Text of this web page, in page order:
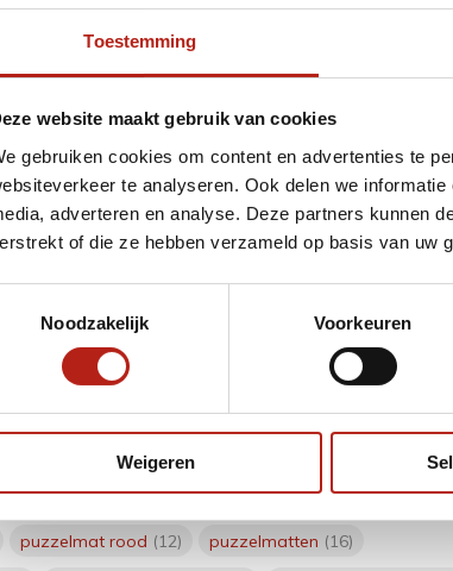
Toestemming
website maakt gebruik van cookies
gebruiken cookies om content en advertenties te
te analyseren. Ook delen we
adverteren en analyse. Deze partners kunnen
of die ze hebben verzameld op basis van uw
Noodzakelijk
Voorkeuren
Weigeren
mat de kracht verdelen over een groot oppervlak zo
opgevangen en voorkomt u vervelende blessures
beoefenen.
zal dus uitermate gechikt zijn voor uw vechtsport.
levertijd. Vertragingen kunnen soms voorkomen
Wij zijn soms afhankelijk van hun, en
zwart grijs - Gratis verzonden(1) goedkope
puzzelmat rood (12) puzzelmatten (16)